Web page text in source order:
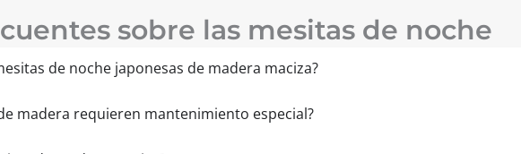
sobre las mesitas de noche
de noche japonesas de madera maciza?
madera requieren mantenimiento especial?